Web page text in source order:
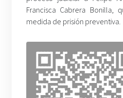
Francisca Cabrera Bonilla,
medida de prisión preventiva.